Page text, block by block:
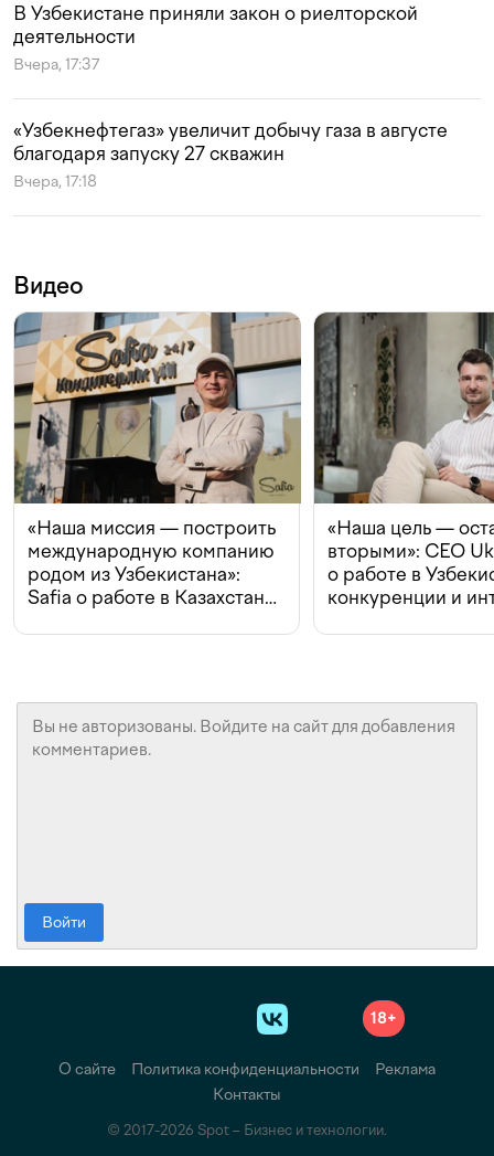
В Узбекистане приняли закон о риелторской
деятельности
Вчера, 17:37
«Узбекнефтегаз» увеличит добычу газа в августе
благодаря запуску 27 скважин
Вчера, 17:18
Видео
«Наша миссия — построить
международную компанию
родом из Узбекистана»:
Safia о работе в Казахстане,
«Наша цель —
вторыми»: CEO
о работе в
конкуренции и
Войти
18+
О сайте Политика конфиденциальности
Реклама
Контакты
© 2017-2026 Spot – Бизнес и технологии.